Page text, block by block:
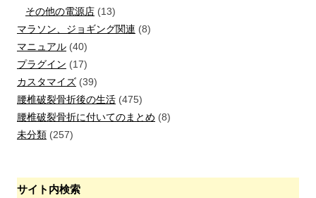
その他の電源店 (13)
マラソン、ジョギング関連 (8)
マニュアル (40)
プラグイン (17)
カスタマイズ (39)
腰椎破裂骨折後の生活 (475)
腰椎破裂骨折に付いてのまとめ (8)
未分類 (257)
サイト内検索